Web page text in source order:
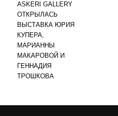
ASKERI GALLERY
ОТКРЫЛАСЬ
ВЫСТАВКА ЮРИЯ
КУПЕРА,
МАРИАННЫ
МАКАРОВОЙ И
ГЕННАДИЯ
ТРОШКОВА